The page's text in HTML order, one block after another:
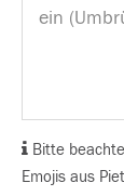
Bitte
Emojis aus